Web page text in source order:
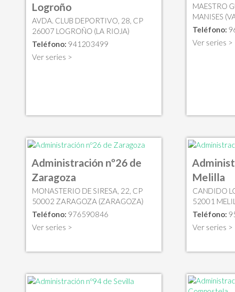
Logroño
AVDA. CLUB DEPORTIVO, 28, CP
26007 LOGROÑO (LA RIOJA)
Teléfono: 941203499
Ver series >
MAESTRO
MANISES
Teléfono:
Ver series >
Administración nº26 de
Zaragoza
MONASTERIO DE SIRESA, 22, CP
50002 ZARAGOZA (ZARAGOZA)
Teléfono: 976590846
Ver series >
Melilla
CANDIDO
52001
Teléfono:
Ver series >